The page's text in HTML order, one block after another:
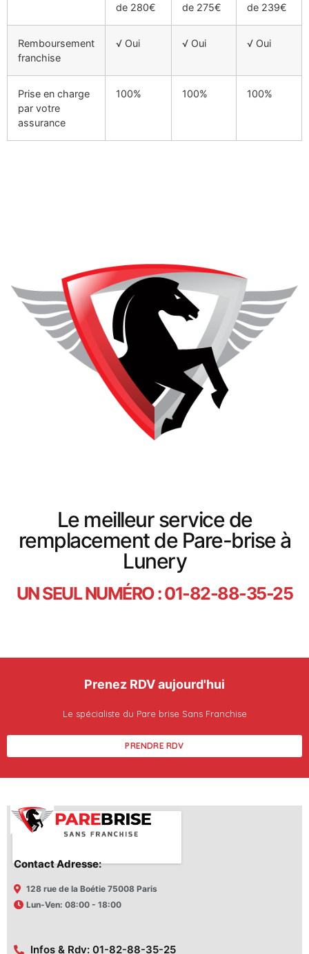
de 280€
de 275€
de 239€
Remboursement
franchise
√ Oui √ Oui √ Oui
Prise en charge
par votre
assurance
100% 100% 100%
Le meilleur service de
remplacement de Pare-brise à
Lunery
UN SEUL NUMÉRO : 01-82-88-35-25
Prenez RDV aujourd'hui
Le spécialiste du Pare brise Sans Franchise
PRENDRE RDV
Contact Adresse:
128 rue de la Boétie 75008 Paris
Lun-Ven: 08:00 - 18:00
Infos & Rdv: 01-82-88-35-25